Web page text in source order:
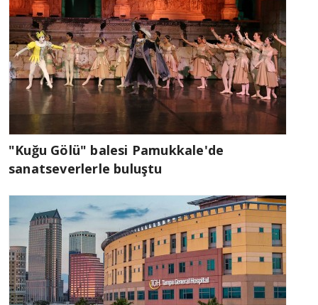
"Kuğu Gölü" balesi Pamukkale'de
sanatseverlerle buluştu